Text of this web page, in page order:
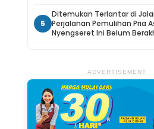
5
Ditemukan Terlantar di
Perjalanan Pemulihan Pria
Nyengseret Ini Belum
ADVERTISEMENT